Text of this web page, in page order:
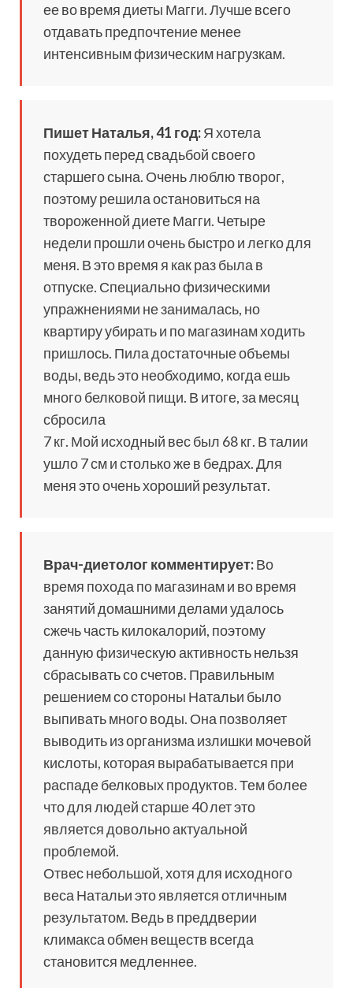
ее во время диеты Магги. Лучше всего
отдавать предпочтение менее
интенсивным физическим нагрузкам.
Пишет Наталья, 41 год:Я хотела
похудеть перед свадьбой своего
старшего сына. Очень люблю творог,
поэтому решила остановиться на
твороженной диете Магги. Четыре
недели прошли очень быстро и легко для
меня. В это время я как раз была в
отпуске. Специально физическими
упражнениями не занималась, но
квартиру убирать и по магазинам ходить
пришлось. Пила достаточные объемы
воды, ведь это необходимо, когда ешь
много белковой пищи. В итоге, за месяц
сбросила
7 кг. Мой исходный вес был 68 кг. В талии
ушло 7 см и столько же в бедрах. Для
меня это очень хороший результат.
Врач-диетолог комментирует:Во
время похода по магазинам и во время
занятий домашними делами удалось
сжечь часть килокалорий, поэтому
данную физическую активность нельзя
сбрасывать со счетов. Правильным
решением со стороны Натальи было
выпивать много воды. Она позволяет
выводить из организма излишки мочевой
кислоты, которая вырабатывается при
распаде белковых продуктов. Тем более
что для людей старше 40 лет это
является довольно актуальной
проблемой.
Отвес небольшой, хотя для исходного
веса Натальи это является отличным
результатом. Ведь в преддверии
климакса обмен веществ всегда
становится медленнее.